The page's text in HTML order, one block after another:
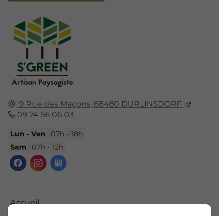
9 Rue des Maçons, 68480 DURLINSDORF
09 74 56 06 03
Lun - Ven : 07h - 18h
Sam : 07h - 12h
Accueil